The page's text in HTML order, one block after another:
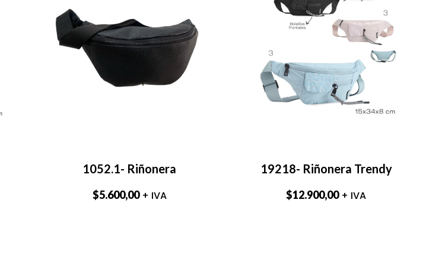
1052.1- Riñonera
$5.600,00 + IVA
19218- Riñonera Trendy
$12.900,00 + IVA